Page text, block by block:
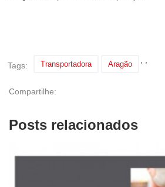
Tags: Transportadora Aragão
Compartilhe:
Posts relacionados